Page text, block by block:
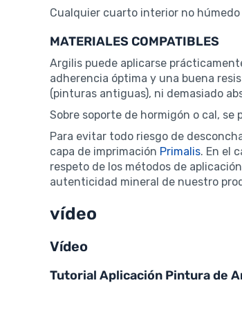
Cualquier cuarto interior no húmedo
MATERIALES COMPATIBLES
Argilis puede aplicarse
adherencia óptima y una buena
(pinturas antiguas), ni demasiado
Sobre soporte de hormigón o cal,
Para evitar todo riesgo de
capa de imprimación Primalis. En el
respeto de los métodos de
autenticidad mineral de nuestro
vídeo
Vídeo
Tutorial Aplicación Pintura de